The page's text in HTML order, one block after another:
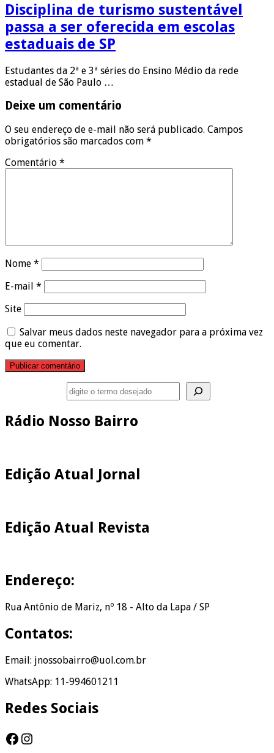
Disciplina de turismo sustentável
passa a ser oferecida em escolas
estaduais de SP
Estudantes da 2ª e 3ª séries do Ensino Médio da rede
estadual de São Paulo …
Deixe um comentário
O seu endereço de e-mail não será publicado. Campos
obrigatórios são marcados com *
Comentário *
Nome *
E-mail *
Site
Salvar meus dados neste navegador para a próxima vez
que eu comentar.
Rádio Nosso Bairro
Edição Atual Jornal
Edição Atual Revista
Endereço:
Rua Antônio de Mariz, nº 18 - Alto da Lapa / SP
Contatos:
Email: jnossobairro@uol.com.br
WhatsApp: 11-994601211
Redes Sociais
Facebook
Instagram